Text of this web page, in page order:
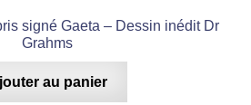
signé Gaeta – Dessin inédit Dr
Grahms
au panier